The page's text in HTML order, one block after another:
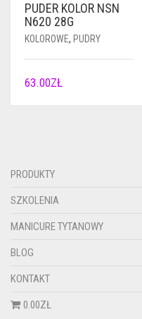
PUDER KOLOR NSN
N620 28G
KOLOROWE, PUDRY
63.00ZŁ
PRODUKTY
SZKOLENIA
MANICURE TYTANOWY
BLOG
KONTAKT
0.00ZŁ